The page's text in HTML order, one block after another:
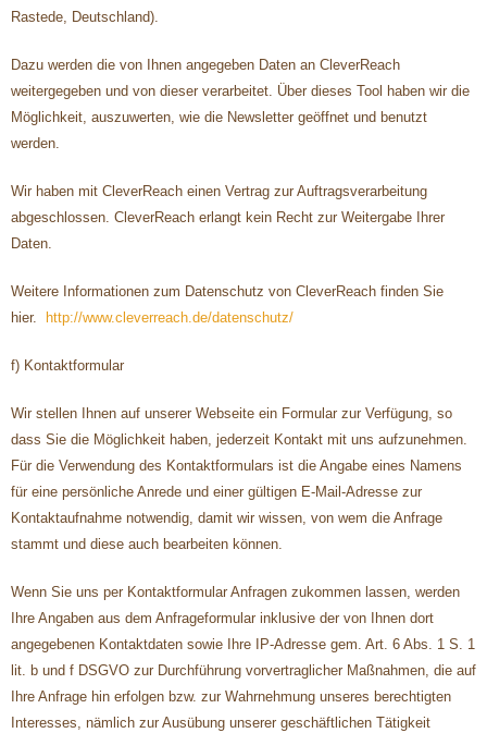
Rastede, Deutschland).
Dazu werden die von Ihnen angegeben Daten an CleverReach
weitergegeben und von dieser verarbeitet. Über dieses Tool haben wir die
Möglichkeit, auszuwerten, wie die Newsletter geöffnet und benutzt
werden.
Wir haben mit CleverReach einen Vertrag zur Auftragsverarbeitung
abgeschlossen. CleverReach erlangt kein Recht zur Weitergabe Ihrer
Daten.
Weitere Informationen zum Datenschutz von CleverReach finden Sie
hier.
http://www.cleverreach.de/datenschutz/
f) Kontaktformular
Wir stellen Ihnen auf unserer Webseite ein Formular zur Verfügung, so
dass Sie die Möglichkeit haben, jederzeit Kontakt mit uns aufzunehmen.
Für die Verwendung des Kontaktformulars ist die Angabe eines Namens
für eine persönliche Anrede und einer gültigen E-Mail-Adresse zur
Kontaktaufnahme notwendig, damit wir wissen, von wem die Anfrage
stammt und diese auch bearbeiten können.
Wenn Sie uns per Kontaktformular Anfragen zukommen lassen, werden
Ihre Angaben aus dem Anfrageformular inklusive der von Ihnen dort
angegebenen Kontaktdaten sowie Ihre IP-Adresse gem. Art. 6 Abs. 1 S. 1
lit. b und f DSGVO zur Durchführung vorvertraglicher Maßnahmen, die auf
Ihre Anfrage hin erfolgen bzw. zur Wahrnehmung unseres berechtigten
Interesses, nämlich zur Ausübung unserer geschäftlichen Tätigkeit